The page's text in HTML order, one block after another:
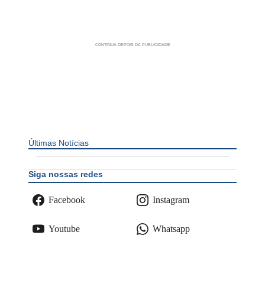
Últimas Notícias
Siga nossas redes
Facebook Instagram
Youtube Whatsapp